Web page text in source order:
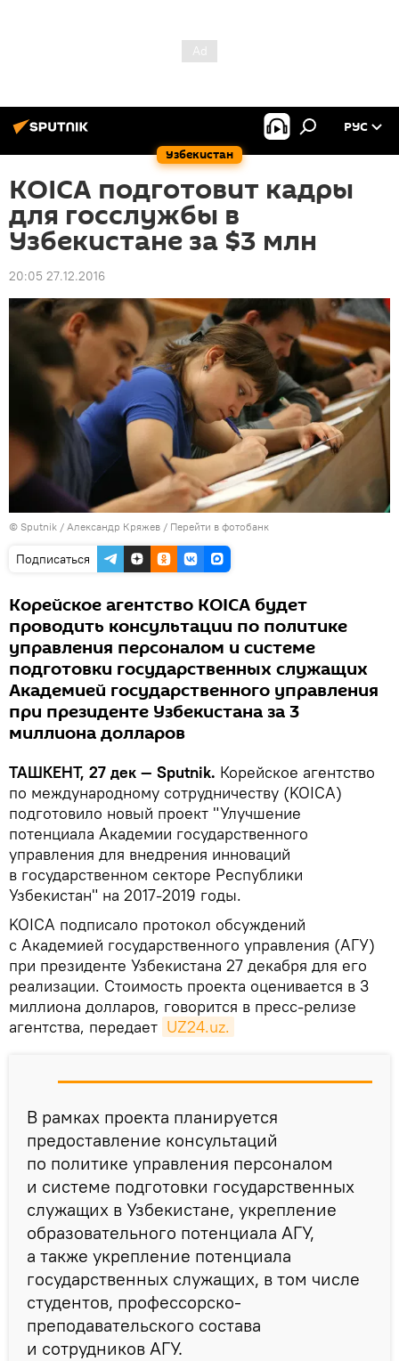
Узбекистан
РУС
KOICA подготовит кадры
для госслужбы в
Узбекистане за $3 млн
20:05 27.12.2016
© Sputnik / Александр Кряжев / Перейти в фотобанк
Подписаться
Корейское агентство KOICA будет
проводить консультации по политике
управления персоналом и системе
подготовки государственных служащих
Академией государственного управления
при президенте Узбекистана за 3
миллиона долларов
ТАШКЕНТ, 27 дек — Sputnik. Корейское агентство
по международному сотрудничеству (KOICA)
подготовило новый проект "Улучшение
потенциала Академии государственного
управления для внедрения инноваций
в государственном секторе Республики
Узбекистан" на 2017-2019 годы.
KOICA подписало протокол обсуждений
с Академией государственного управления (АГУ)
при президенте Узбекистана 27 декабря для его
реализации. Стоимость проекта оценивается в 3
миллиона долларов, говорится в пресс-релизе
агентства, передает UZ24.uz.
В рамках проекта планируется
предоставление консультаций
по политике управления персоналом
и системе подготовки государственных
служащих в Узбекистане, укрепление
образовательного потенциала АГУ,
а также укрепление потенциала
государственных служащих, в том числе
студентов, профессорско-
преподавательского состава
и сотрудников АГУ.